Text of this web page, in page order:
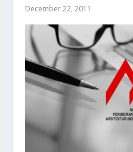
December 22, 2011